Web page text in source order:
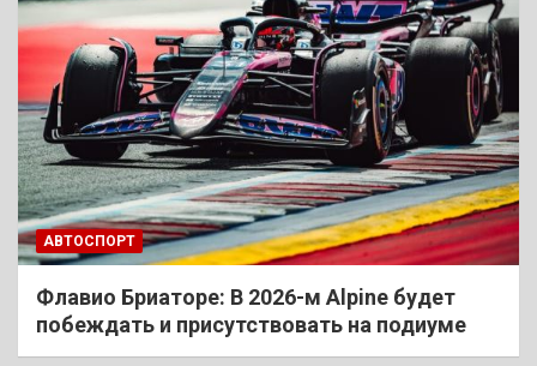
АВТОСПОРТ
Флавио Бриаторе: В 2026-м Alpine будет
побеждать и присутствовать на подиуме